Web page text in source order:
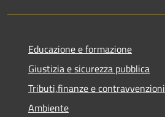
Educazione e formazione
Giustizia e sicurezza pubblica
Tributi,finanze e contravvenzioni
Ambiente